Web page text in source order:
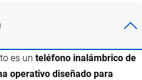
es un teléfono inalámbrico de
operativo diseñado para